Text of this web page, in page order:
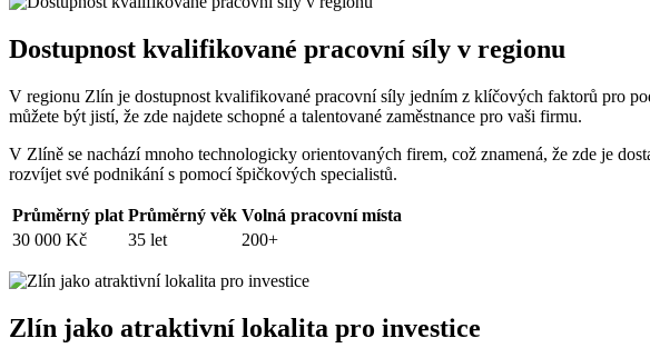
Dostupnost kvalifikované pracovní síly v regionu
V regionu Zlín je dostupnost kvalifikované pracovní síly jedním z klíčových faktorů pro
můžete být jistí, že zde najdete schopné a talentované zaměstnance pro vaši firmu.
V Zlíně se nachází mnoho technologicky orientovaných firem, což znamená, že zde je
rozvíjet své podnikání s pomocí špičkových specialistů.
Průměrný plat Průměrný věk Volná pracovní místa
30 000 Kč
35 let 200+
Zlín jako atraktivní lokalita pro investice